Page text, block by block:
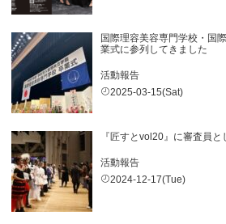
国際理容美容専門学校・国
業式に参列してきました
活動報告
2025-03-15(Sat)
『匠すとvol20』に審査員
活動報告
2024-12-17(Tue)